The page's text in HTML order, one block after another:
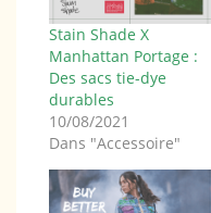
Stain Shade X
Manhattan Portage :
Des sacs tie-dye
durables
10/08/2021
Dans "Accessoire"